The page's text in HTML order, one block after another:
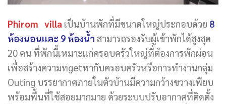
Phirom villa เป็นบ้านพักที่มีขนาดใหญ่ประกอบด้วย 8
ห้องนอนและ 9 ห้องน้ำ สามารถรองรับผู้เข้าพักได้สูงสุด
20 คน ที่พักนี้เหมาะแก่ครอบครัวใหญ่ที่ต้องการพักผ่อน
เพื่อสร้างความทgetหากับครอบครัวหรือการทำงานกลุ่ม
Outing บรรยากาศภายในตัวบ้านมีความกว้างขวางเพียบ
พร้อมพื้นที่ใช้สอยมากมาย ด้วยระบบปรับอากาศที่ติดตั้ง